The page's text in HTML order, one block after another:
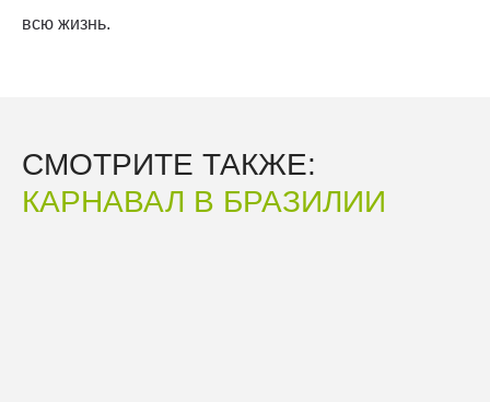
всю жизнь.
СМОТРИТЕ ТАКЖЕ:
КАРНАВАЛ В БРАЗИЛИИ